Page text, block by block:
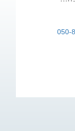
050-